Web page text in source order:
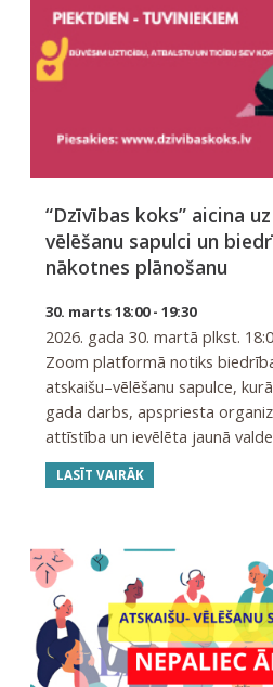
“Dzīvības koks” aicina
vēlēšanu sapulci un
nākotnes plānošanu
30. marts 18:00 - 19:30
2026. gada 30. martā plkst.
Zoom platformā notiks
atskaišu–vēlēšanu sapulce,
gada darbs, apspriesta
attīstība un ievēlēta jaunā
LASĪT VAIRĀK